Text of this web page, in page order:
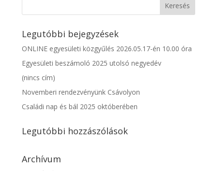
Legutóbbi bejegyzések
ONLINE egyesületi közgyűlés 2026.05.17-én 10.00 óra
Egyesületi beszámoló 2025 utolsó negyedév
(nincs cím)
Novemberi rendezvényünk Csávolyon
Családi nap és bál 2025 októberében
Legutóbbi hozzászólások
Archívum